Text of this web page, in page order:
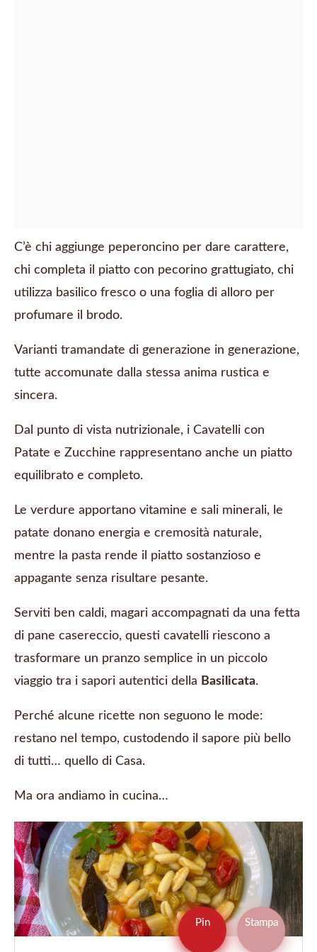
C’è chi aggiunge peperoncino per dare carattere,
chi completa il piatto con pecorino grattugiato, chi
utilizza basilico fresco o una foglia di alloro per
profumare il brodo.
Varianti tramandate di generazione in generazione,
tutte accomunate dalla stessa anima rustica e
sincera.
Dal punto di vista nutrizionale, i Cavatelli con
Patate e Zucchine rappresentano anche un piatto
equilibrato e completo.
Le verdure apportano vitamine e sali minerali, le
patate donano energia e cremosità naturale,
mentre la pasta rende il piatto sostanzioso e
appagante senza risultare pesante.
Serviti ben caldi, magari accompagnati da una fetta
di pane casereccio, questi cavatelli riescono a
trasformare un pranzo semplice in un piccolo
viaggio tra i sapori autentici della Basilicata.
Perché alcune ricette non seguono le mode:
restano nel tempo, custodendo il sapore più bello
di tutti… quello di Casa.
Ma ora andiamo in cucina…
Pin Stampa